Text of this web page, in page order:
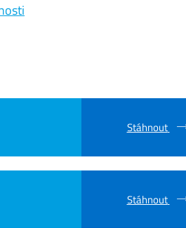
Stáhnout
Stáhnout